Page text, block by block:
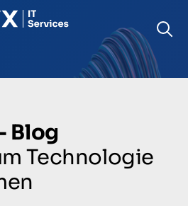
Blog
Technologie